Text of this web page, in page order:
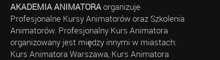
AKADEMIA ANIMATORAorganizuje
Profesjonalne Kursy Animatorów oraz Szkolenia
Animatorów. Profesjonalny Kurs Animatora
organizowany jest między innymi w miastach:
Kurs Animatora Warszawa, Kurs Animatora